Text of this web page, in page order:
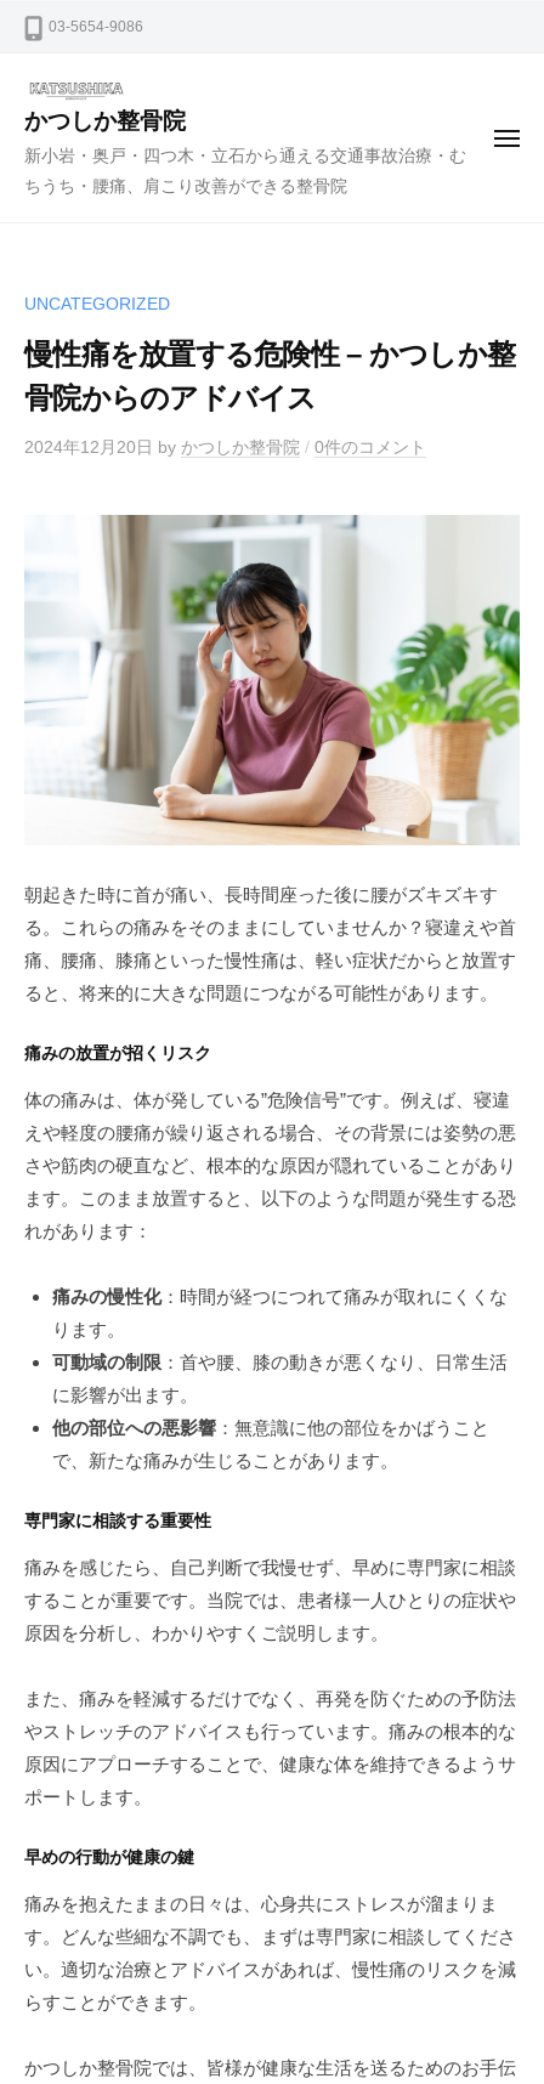
03-5654-9086
かつしか整骨院
新小岩・奥戸・四つ木・立石から通える交通事故治療・む
ちうち・腰痛、肩こり改善ができる整骨院
メ
UNCATEGORIZED
慢性痛を放置する危険性 – かつしか整
骨院からのアドバイス
2024年12月20日 by かつしか整骨院 / 0件のコメント
朝起きた時に首が痛い、長時間座った後に腰がズキズキす
る。これらの痛みをそのままにしていませんか？寝違えや首
痛、腰痛、膝痛といった慢性痛は、軽い症状だからと放置す
ると、将来的に大きな問題につながる可能性があります。
痛みの放置が招くリスク
体の痛みは、体が発している”危険信号”です。例えば、寝違
えや軽度の腰痛が繰り返される場合、その背景には姿勢の悪
さや筋肉の硬直など、根本的な原因が隠れていることがあり
ます。このまま放置すると、以下のような問題が発生する恐
れがあります：
痛みの慢性化：時間が経つにつれて痛みが取れにくくな
ります。
可動域の制限 ：首や腰、膝の動きが悪くなり、日常生活
に影響が出ます。
他の部位への悪影響：無意識に他の部位をかばうこと
で、新たな痛みが生じることがあります。
専門家に相談する重要性
痛みを感じたら、自己判断で我慢せず、早めに専門家に相談
することが重要です。当院では、患者様一人ひとりの症状や
原因を分析し、わかりやすくご説明します。
また、痛みを軽減するだけでなく、再発を防ぐための予防法
やストレッチのアドバイスも行っています。痛みの根本的な
原因にアプローチすることで、健康な体を維持できるようサ
ポートします。
早めの行動が健康の鍵
痛みを抱えたままの日々は、心身共にストレスが溜まりま
す。どんな些細な不調でも、まずは専門家に相談してくださ
い。適切な治療とアドバイスがあれば、慢性痛のリスクを減
らすことができます。
かつしか整骨院では、皆様が健康な生活を送るためのお手伝